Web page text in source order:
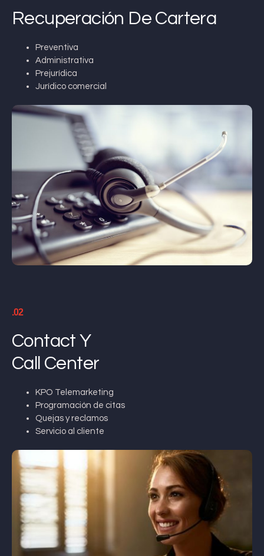
Recuperación De Cartera
Preventiva
Administrativa
Prejurídica
Jurídico comercial
.02
Contact Y
Call Center
KPO Telemarketing
Programación de citas
Quejas y reclamos
Servicio al cliente